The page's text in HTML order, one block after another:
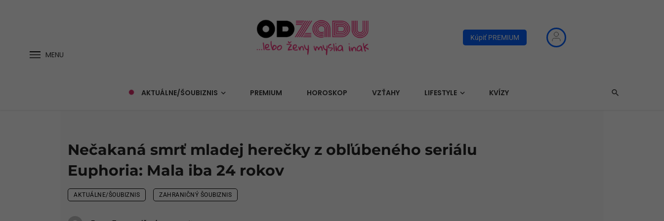
MENU
Kúpiť PREMIUM
AKTUÁLNE/ŠOUBIZNIS PREMIUM HOROSKOP VZŤAHY LIFESTYLE KVÍZY
Nečakaná smrť mladej herečky z obľúbeného seriálu
Euphoria: Mala iba 24 rokov
AKTUÁLNE/ŠOUBIZNIS ZAHRANIČNÝ ŠOUBIZNIS